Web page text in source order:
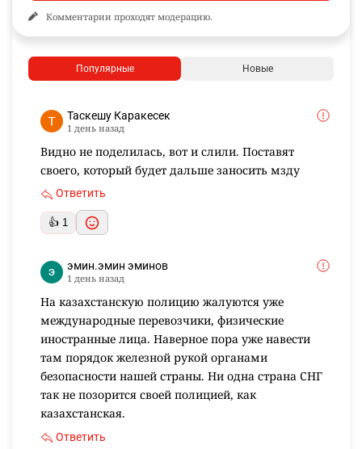
Комментарии проходят модерацию.
Популярные Новые
Таскешу Каракесек
1 день назад
Видно не поделилась, вот и слили. Поставят
своего, который будет дальше заносить мзду
Ответить
👍 1
эмин.эмин эминов
1 день назад
На казахстанскую полицию жалуются уже
международные перевозчики, физические
иностранные лица. Наверное пора уже навести
там порядок железной рукой органами
безопасности нашей страны. Ни одна страна СНГ
так не позорится своей полицией, как
казахстанская.
Ответить